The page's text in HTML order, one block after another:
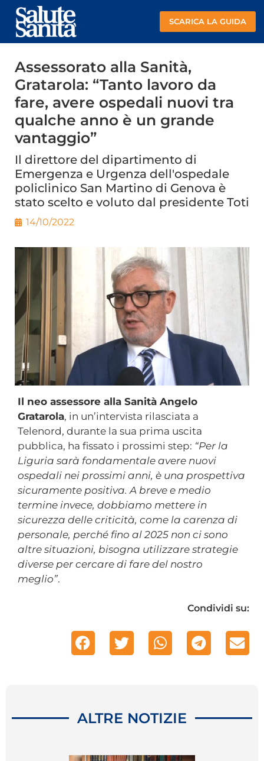
SCARICA LA GUIDA
Assessorato alla Sanità,
Gratarola: “Tanto lavoro da
fare, avere ospedali nuovi tra
qualche anno è un grande
vantaggio”
Il direttore del dipartimento di
Emergenza e Urgenza dell'ospedale
policlinico San Martino di Genova è
stato scelto e voluto dal presidente Toti
14/10/2022
Il neo assessore alla Sanità Angelo
Gratarola, in un’intervista rilasciata a
Telenord, durante la sua prima uscita
pubblica, ha fissato i prossimi step: “Per la
Liguria sarà fondamentale avere nuovi
ospedali nei prossimi anni, è una prospettiva
sicuramente positiva. A breve e medio
termine invece, dobbiamo mettere in
sicurezza delle criticità, come la carenza di
personale, perché fino al 2025 non ci sono
altre situazioni, bisogna utilizzare strategie
diverse per cercare di fare del nostro
meglio”.
Condividi su:
ALTRE NOTIZIE